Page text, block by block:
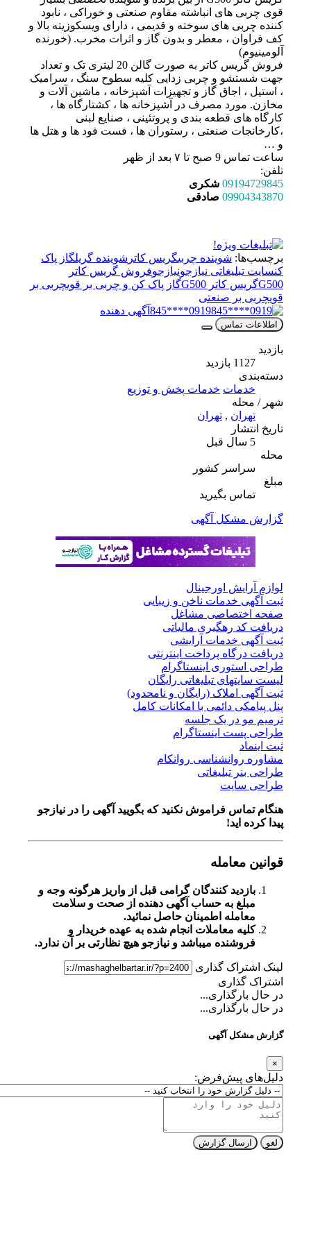
قوی چربی های انباشته مقاوم صنعتی و خوراکی ، نابود
کننده چربی های سوخته و قدیمی ، دارای ویسکوزیته بالا و
کف فراوان ، معطر و بدون گاز و اثرات مخرب. (خورنده
آلومینیوم)
فروش گریس کاتر به صورت گالن 20 لیتری تک و تعداد
جهت شستشو و چربی زدایی کلیه سطوح سنگ ، سرامیک
، استیل ، اجاق گاز و تجهیزات آشپزخانه ، ماشین آلات و
مخازن. مورد مصرف در آشپزخانه ها ، کشتارگاه ها ،
کارگاه های قطعه بندی و پروتئینی ، صنایع لبنی
،کارخانجات صنعتی ، رستوران ها ، فست فود ها و هتل ها
ساعت تماس 9 صبح تا ۷ بعد از ظهر
09194729845 شکری
09904343870 صادقی
برچسب‌ها:شوینده چربیگریس کاتر شوینده گریلگاز پاک
سایت تبلیغاتی نیازجونیازجوفروش گریس کاتر
G500گریس کاتر G500 گاز پاک کن و چربی بر قویچربی بر
چربی بر صنعتی
0919****845
آگهی دهنده
اطلاعات تماس
دسته‌بندی
خدمات خدمات پخش و توزیع
شهر / محله
تهران,تهران
تاریخ انتشار
سراسر کشور
تماس بگیرید
گزارش مشکل آگهی
لوازم آرایش اورجینال
ثبت آگهی خدمات ناخن و زیبایی
صفحه اختصاصی مشاغل
دریافت کد رهگیری مالیاتی
ثبت آگهی خدمات آرایشی
دریافت درگاه پرداخت اینترنتی
طراحی استوری اینستاگرام
لیست سایتهای تبلیغاتی رایگان
ثبت آگهی املاک (رایگان و نامحدود)
پنل پیامکی دائمی با امکانات کامل
ترمیم مو در یک جلسه
طراحی پست اینستاگرام
ثبت اینماد
مشاوره روانشناسی روانکام
طراحی بنر تبلیغاتی
طراحی سایت
هنگام تماس فراموش نکنید که بگویید آگهی را در نیازجو
پیدا کرده اید!
قوانین معامله
بازدید کنندگان گرامی قبل از واریز هرگونه وجه و
مبلغ به حساب آگهی دهنده از صحت و سلامت
معامله اطمینان حاصل نمائید.
کلیه معاملات انجام شده به عهده خریدار و
فروشنده میباشد و نیازجو هیچ نظارتی بر آن ندارد.
لینک اشتراک گذاری
اشتراک گذاری
در حال بارگذاری...
در حال بارگذاری...
گزارش مشکل آگهی
دلیل‌های پیش‌فرض:
ارسال گزارش